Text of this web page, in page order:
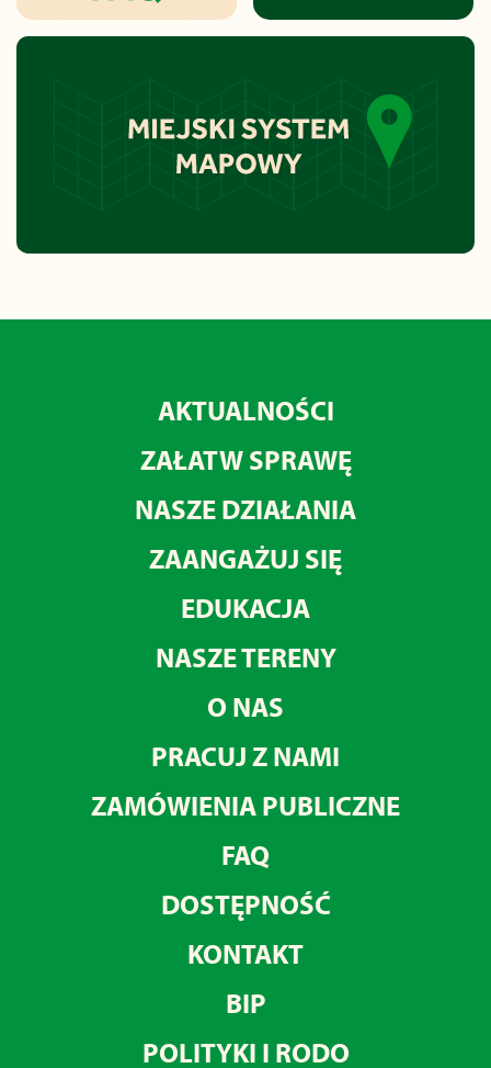
AKTUALNOŚCI
ZAŁATW SPRAWĘ
NASZE DZIAŁANIA
ZAANGAŻUJ SIĘ
EDUKACJA
NASZE TERENY
O NAS
PRACUJ Z NAMI
ZAMÓWIENIA PUBLICZNE
FAQ
DOSTĘPNOŚĆ
KONTAKT
BIP
POLITYKI I RODO